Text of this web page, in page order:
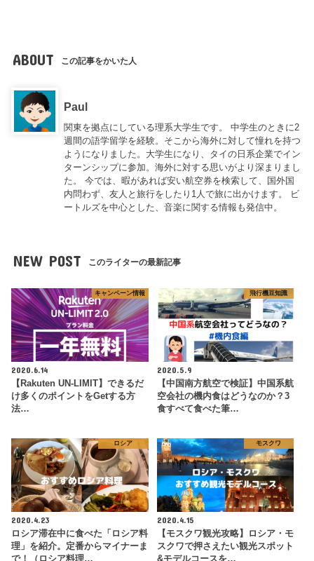
ABOUT この記事をかいた人
Paul
関東を拠点にしている理系大学生です。 中学生のときに2
週間の語学留学を経験。そこから海外に対して憧れを持つ
ようになりました。大学生になり、タイの日系企業でイン
ターンシップに参加。海外に対する思いがより深まりまし
た。 今では、暇があれば安い航空券を検索して、国外国
内問わず、友人と旅行をしたり1人で旅に出かけます。 ビ
ートルズを中心とした、音楽に関する情報も発信中。
NEW POST このライターの最新記事
キャンペーン情報
2020.6.14
【Rakuten UN-LIMIT】できるだ
け多くのポイントをGetする方
法…
飛行機豆知識
2020.5.9
【中国南方航空で検証】中国系航
空会社の機内食はどうなのか？3
食すべて食べた筆…
ロシア
2020.4.23
ロシア滞在中に食べた「ロシア料
理」を紹介。定番からマイナーま
で！（ロシア料理…
モスクワ
2020.4.15
【モスクワ観光攻略】ロシア・モ
スクワで押さえたい観光スポット
&モデルコースを…